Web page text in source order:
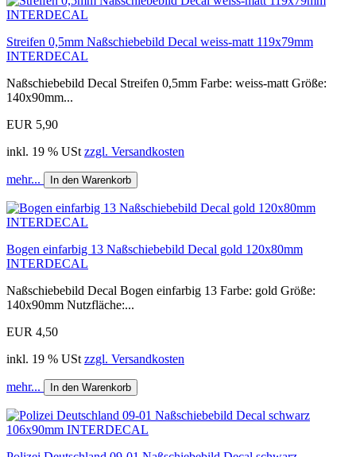
Streifen 0,5mm Naßschiebebild Decal weiss-matt 119x79mm
INTERDECAL
Naßschiebebild Decal Streifen 0,5mm Farbe: weiss-matt Größe:
140x90mm...
EUR 5,90
inkl. 19 % USt zzgl. Versandkosten
mehr... In den Warenkorb
Bogen einfarbig 13 Naßschiebebild Decal gold 120x80mm
INTERDECAL
Naßschiebebild Decal Bogen einfarbig 13 Farbe: gold Größe:
140x90mm Nutzfläche:...
EUR 4,50
inkl. 19 % USt zzgl. Versandkosten
mehr... In den Warenkorb